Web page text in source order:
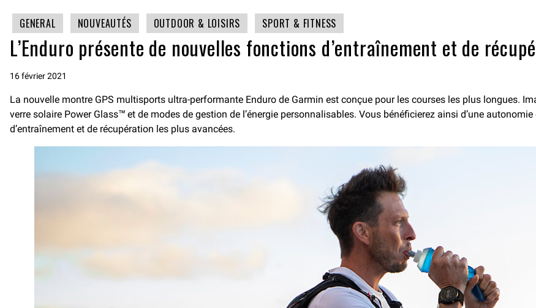
GENERAL NOUVEAUTÉS OUTDOOR & LOISIRS SPORT & FITNESS
L’Enduro présente de nouvelles fonctions d’entraînement et de
16 février 2021
La nouvelle montre GPS multisports ultra-performante Enduro de Garmin est conçue pour les courses les plus longues.
verre solaire Power Glass™ et de modes de gestion de l’énergie personnalisables. Vous bénéficierez ainsi d’une
d’entraînement et de récupération les plus avancées.